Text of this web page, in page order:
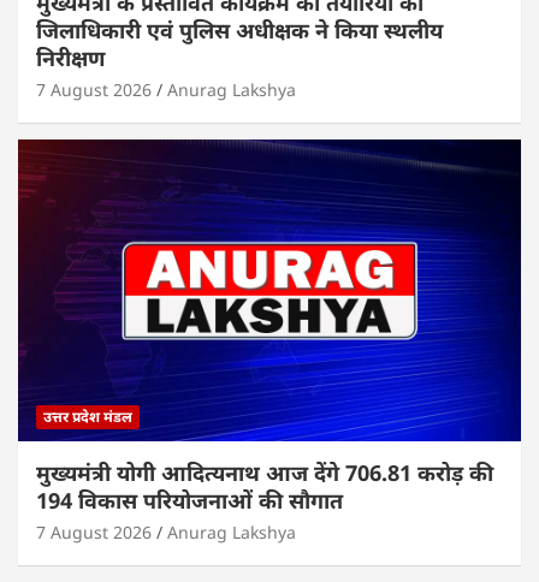
जिलाधिकारी एवं पुलिस अधीक्षक ने किया स्थलीय
निरीक्षण
7 August 2026 Anurag Lakshya
उत्तर प्रदेश मंडल
मुख्यमंत्री योगी आदित्यनाथ आज देंगे 706.81 करोड़ की
194 विकास परियोजनाओं की सौगात
7 August 2026 Anurag Lakshya